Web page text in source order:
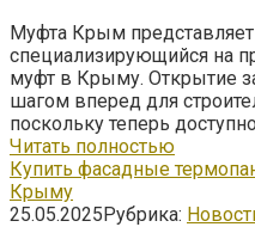
Муфта Крым
специализирующийся на
муфт в Крыму. Открытие
шагом вперед для
поскольку теперь
Читать полностью
Купить фасадные
Крыму
25.05.2025Рубрика: